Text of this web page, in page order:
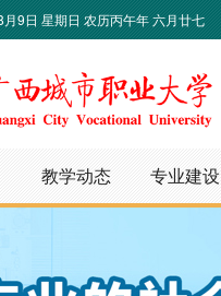
9日 星期日 农历丙午年 六月廿七
教学动态 专业建设